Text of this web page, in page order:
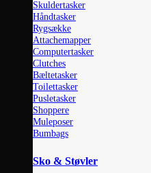
Skuldertasker
Håndtasker
Rygsække
Attachemapper
Computertasker
Clutches
Bæltetasker
Toilettasker
Pusletasker
Shoppere
Muleposer
Bumbags
Sko & Støvler